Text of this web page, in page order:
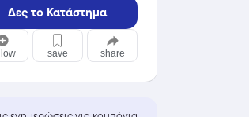
Δες το Κατάστημα
save share